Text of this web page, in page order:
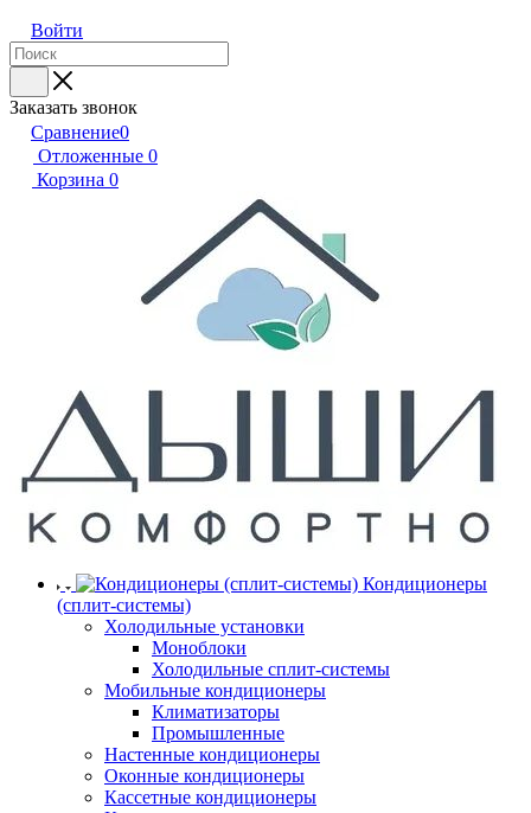
Войти
Заказать звонок
Сравнение0
Отложенные 0
Корзина 0
Кондиционеры
(сплит-системы)
Холодильные установки
Моноблоки
Холодильные сплит-системы
Мобильные кондиционеры
Климатизаторы
Промышленные
Настенные кондиционеры
Оконные кондиционеры
Кассетные кондиционеры